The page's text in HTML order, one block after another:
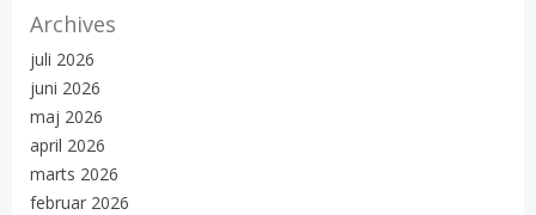
Archives
juli 2026
juni 2026
maj 2026
april 2026
marts 2026
februar 2026